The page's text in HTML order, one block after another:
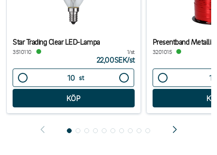
Star Trading Clear LED-Lampa
3510110 1/st
22,00SEK/st
st
Presentband
3201015